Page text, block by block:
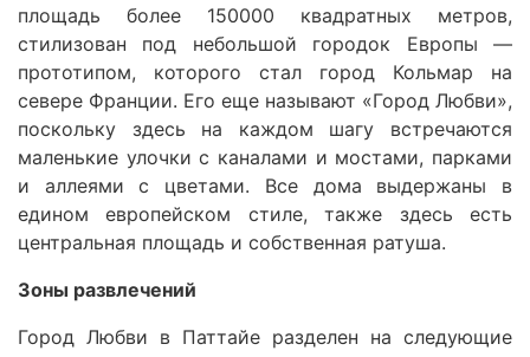
площадь более 150000 квадратных метров,
стилизован под небольшой городок Европы —
прототипом, которого стал город Кольмар на
севере Франции. Его еще называют «Город Любви»,
поскольку здесь на каждом шагу встречаются
маленькие улочки с каналами и мостами, парками
и аллеями с цветами. Все дома выдержаны в
едином европейском стиле, также здесь есть
центральная площадь и собственная ратуша.
Зоны развлечений
Город Любви в Паттайе разделен на следующие